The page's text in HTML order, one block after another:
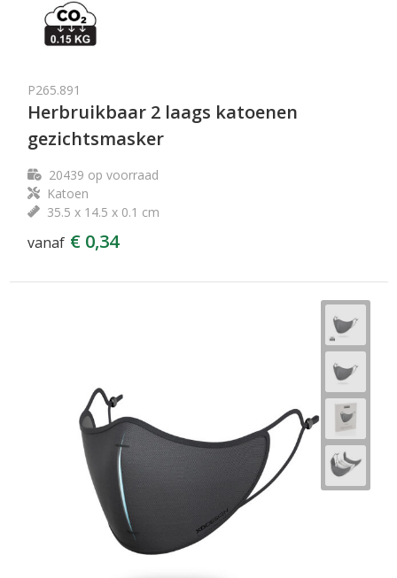
P265.891
Herbruikbaar 2 laags katoenen
gezichtsmasker
20439 op voorraad
Katoen
35.5 x 14.5 x 0.1 cm
vanaf € 0,34